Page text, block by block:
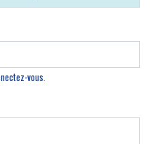
vous.